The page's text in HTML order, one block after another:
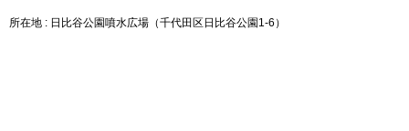
所在地 : 日比谷公園噴水広場（千代田区日比谷公園1-6）